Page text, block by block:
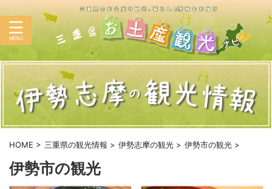
HOME > 三重県の観光情報 > 伊勢志摩の観光 > 伊勢市の観光 >
伊勢市の観光